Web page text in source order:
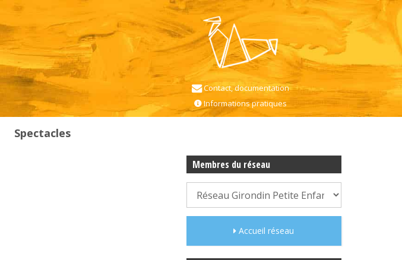
Contact, documentation
Informations pratiques
Spectacles
Membres du réseau
Accueil réseau